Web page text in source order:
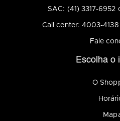
SAC: (41) 3317-6952
Call center: 4003-
Fale
Escolha o
O